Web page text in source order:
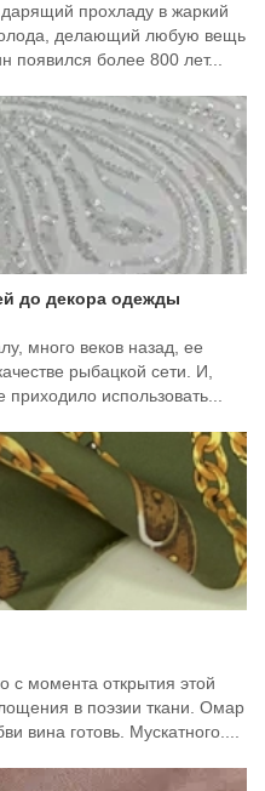
прохладу в жаркий
делающий любую вещь
появился более 800 лет...
до декора одежды
много веков назад, ее
рыбацкой сети. И,
использовать...
с момента открытия этой
в поэзии ткани. Омар
вина готовь. Мускатного....